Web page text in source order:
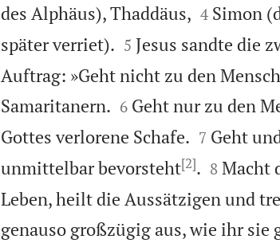
des Alphäus), Thaddäus,
4 Simon
später verriet).
5 Jesus sandte die
Auftrag: »Geht nicht zu den
Samaritanern.
6 Geht nur zu den
Gottes verlorene Schafe.
7 Geht
unmittelbar bevorsteht[2].
8 Macht
Leben, heilt die Aussätzigen und
genauso großzügig aus, wie ihr sie